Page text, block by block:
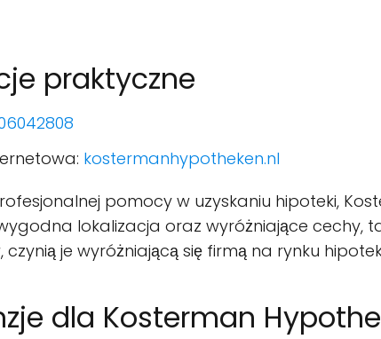
praktyczne
kostermanhypotheken.nl
pomocy w uzyskaniu hipoteki,
lokalizacja oraz wyróżniające cechy,
czynią je wyróżniającą się firmą na rynku
dla Kosterman